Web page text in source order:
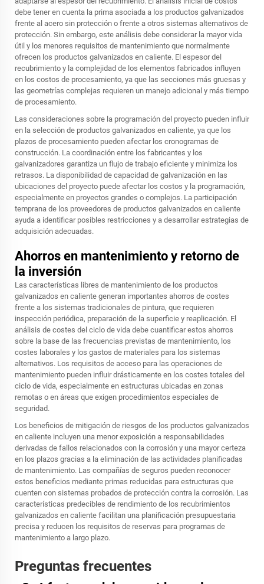
debe tener en cuenta la prima asociada a los productos galvanizados
frente al acero sin protección o frente a otros sistemas alternativos de
protección. Sin embargo, este análisis debe considerar la mayor vida
útil y los menores requisitos de mantenimiento que normalmente
ofrecen los productos galvanizados en caliente. El espesor del
recubrimiento y la complejidad de los elementos fabricados influyen
en los costos de procesamiento, ya que las secciones más gruesas y
las geometrías complejas requieren un manejo adicional y más tiempo
de procesamiento.
Las consideraciones sobre la programación del proyecto pueden influir
en la selección de productos galvanizados en caliente, ya que los
plazos de procesamiento pueden afectar los cronogramas de
construcción. La coordinación entre los fabricantes y los
galvanizadores garantiza un flujo de trabajo eficiente y minimiza los
retrasos. La disponibilidad de capacidad de galvanización en las
ubicaciones del proyecto puede afectar los costos y la programación,
especialmente en proyectos grandes o complejos. La participación
temprana de los proveedores de productos galvanizados en caliente
ayuda a identificar posibles restricciones y a desarrollar estrategias de
adquisición adecuadas.
Ahorros en mantenimiento y retorno de
la inversión
Las características libres de mantenimiento de los productos
galvanizados en caliente generan importantes ahorros de costes
frente a los sistemas tradicionales de pintura, que requieren
inspección periódica, preparación de la superficie y reaplicación. El
análisis de costes del ciclo de vida debe cuantificar estos ahorros
sobre la base de las frecuencias previstas de mantenimiento, los
costes laborales y los gastos de materiales para los sistemas
alternativos. Los requisitos de acceso para las operaciones de
mantenimiento pueden influir drásticamente en los costes totales del
ciclo de vida, especialmente en estructuras ubicadas en zonas
remotas o en áreas que exigen procedimientos especiales de
seguridad.
Los beneficios de mitigación de riesgos de los productos galvanizados
en caliente incluyen una menor exposición a responsabilidades
derivadas de fallos relacionados con la corrosión y una mayor certeza
en los plazos gracias a la eliminación de las actividades planificadas
de mantenimiento. Las compañías de seguros pueden reconocer
estos beneficios mediante primas reducidas para estructuras que
cuenten con sistemas probados de protección contra la corrosión. Las
características predecibles de rendimiento de los recubrimientos
galvanizados en caliente facilitan una planificación presupuestaria
precisa y reducen los requisitos de reservas para programas de
mantenimiento a largo plazo.
Preguntas frecuentes